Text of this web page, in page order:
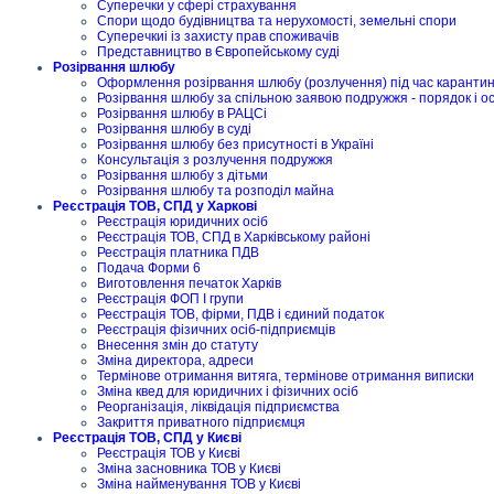
Суперечки у сфері страхування
Спори щодо будівництва та нерухомості, земельні спори
Суперечкиі із захисту прав споживачів
Представництво в Європейському суді
Розірвання шлюбу
Оформлення розірвання шлюбу (розлучення) під час
Розірвання шлюбу за спільною заявою подружжя - порядок і
Розірвання шлюбу в РАЦСі
Розірвання шлюбу в суді
Розірвання шлюбу без присутності в Україні
Консультація з розлучення подружжя
Розірвання шлюбу з дітьми
Розірвання шлюбу та розподіл майна
Реєстрація ТОВ, СПД у Харкові
Реєстрація юридичних осіб
Реєстрація ТОВ, СПД в Харківському районі
Реєстрація платника ПДВ
Подача Форми 6
Виготовлення печаток Харків
Реєстрація ФОП I групи
Реєстрація ТОВ, фірми, ПДВ і єдиний податок
Реєстрація фізичних осіб-підприємців
Внесення змін до статуту
Зміна директора, адреси
Термінове отримання витяга, термінове отримання виписки
Зміна квед для юридичних і фізичних осіб
Реорганізація, ліквідація підприємства
Закриття приватного підприємця
Реєстрація ТОВ, СПД у Києві
Реєстрація ТОВ у Києві
Зміна засновника ТОВ у Києві
Зміна найменування ТОВ у Києві